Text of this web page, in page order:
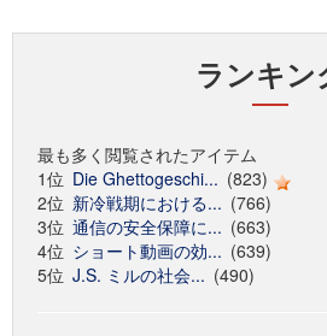
ランキン
最も多く閲覧されたアイテム
1位 Die Ghettogeschi... (823)
2位 新冷戦期における... (766)
3位 通信の安全保障に... (663)
4位 ショート動画の効... (639)
5位 J.S. ミルの社会... (490)